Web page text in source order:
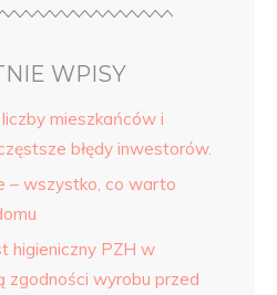
WPISY
mieszkańców i
błędy inwestorów.
– wszystko, co warto
higieniczny PZH w
zgodności wyrobu przed